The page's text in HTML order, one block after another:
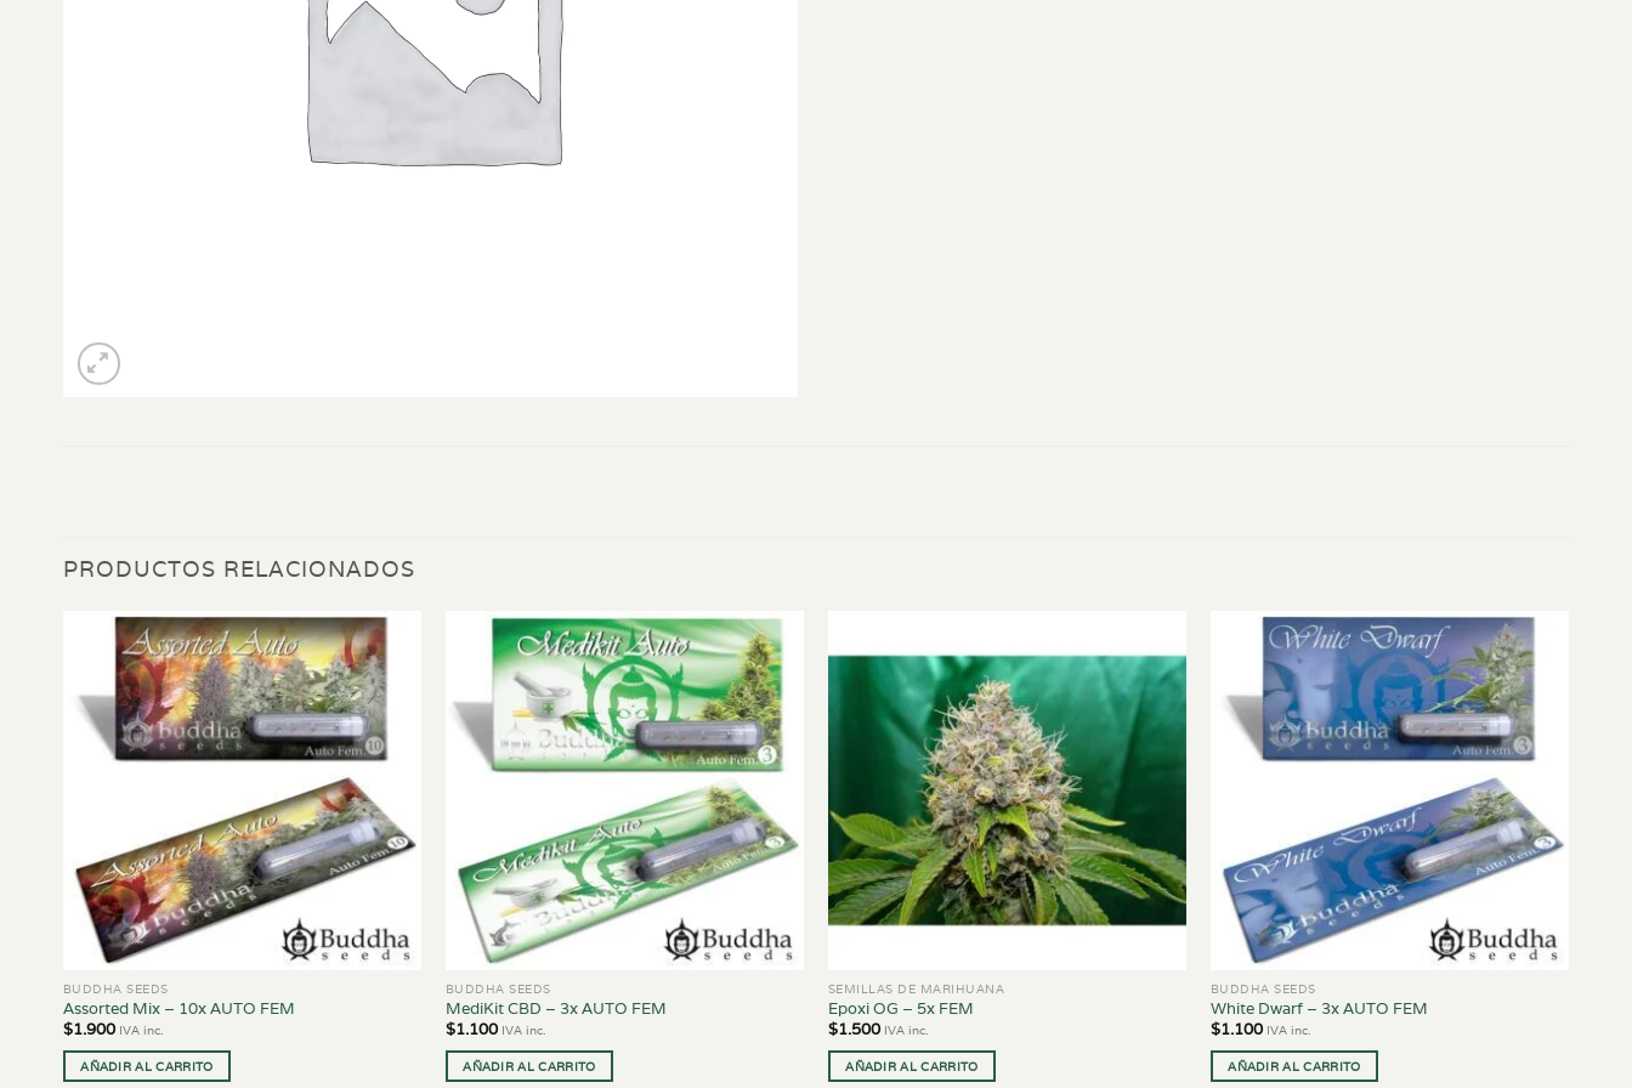
PRODUCTOS RELACIONADOS
BUDDHA SEEDS
Assorted Mix – 10x AUTO FEM
$1.900 IVA inc.
AÑADIR AL CARRITO
BUDDHA SEEDS
MediKit CBD – 3x AUTO FEM
$1.100 IVA inc.
AÑADIR AL CARRITO
SEMILLAS DE MARIHUANA
Epoxi OG – 5x FEM
$1.500 IVA inc.
AÑADIR AL CARRITO
BUDDHA SEEDS
White Dwarf – 3x AUTO FEM
$1.100 IVA inc.
AÑADIR AL CARRITO